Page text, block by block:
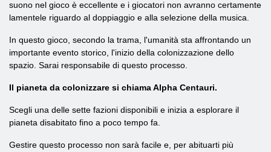
suono nel gioco è eccellente e i giocatori non avranno certamente
lamentele riguardo al doppiaggio e alla selezione della musica.
In questo gioco, secondo la trama, l'umanità sta affrontando un
importante evento storico, l'inizio della colonizzazione dello
spazio. Sarai responsabile di questo processo.
Il pianeta da colonizzare si chiama Alpha Centauri.
Scegli una delle sette fazioni disponibili e inizia a esplorare il
pianeta disabitato fino a poco tempo fa.
Gestire questo processo non sarà facile e, per abituarti più